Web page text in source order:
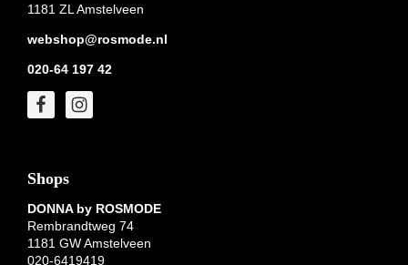
1181 ZL Amstelveen
webshop@rosmode.nl
020-64 197 42
Shops
DONNA by ROSMODE
Rembrandtweg 74
1181 GW Amstelveen
020-6419419